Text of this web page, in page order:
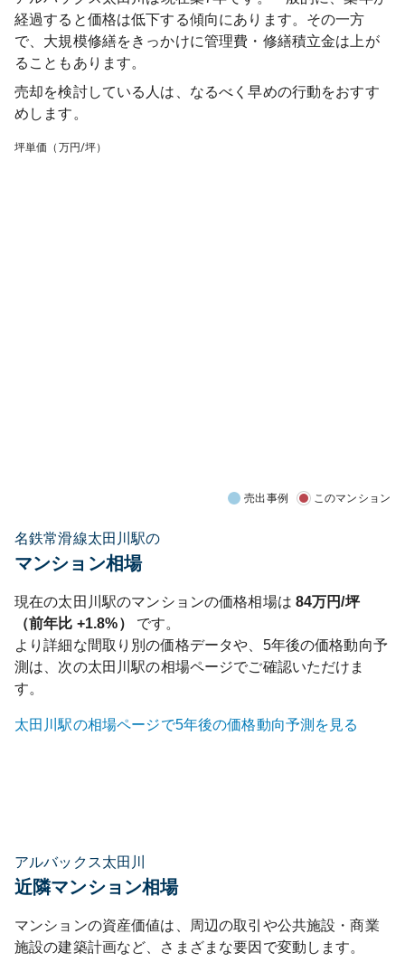
経過すると価格は低下する傾向にあります。その一方
で、大規模修繕をきっかけに管理費・修繕積立金は上が
ることもあります。
売却を検討している人は、なるべく早めの行動をおすす
めします。
坪単価（万円/坪）
売出事例 このマンション
名鉄常滑線太田川駅の
マンション相場
現在の太田川 駅のマンションの価格相場は 84万円/坪
（前年比 +1.8%）
です。
より詳細な間取り別の価格データや、5年後の価格動向予
測は、次の太田川駅の相場ページでご確認いただけま
す。
太田川駅の相場ページで5年後の価格動向予測を見る
アルバックス太田川
近隣マンション相場
マンションの資産価値は、周辺の取引や公共施設・商業
施設の建築計画など、さまざまな要因で変動します。